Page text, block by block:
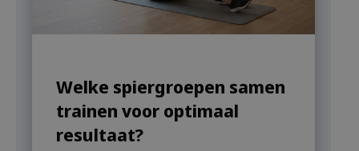
Welke spiergroepen samen
trainen voor optimaal
resultaat?